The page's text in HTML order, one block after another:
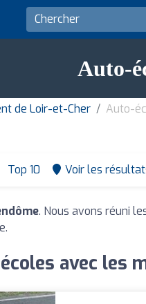
Auto-
de Loir-et-Cher Auto-
Top 10 Voir les
. Nous avons réuni
avec les